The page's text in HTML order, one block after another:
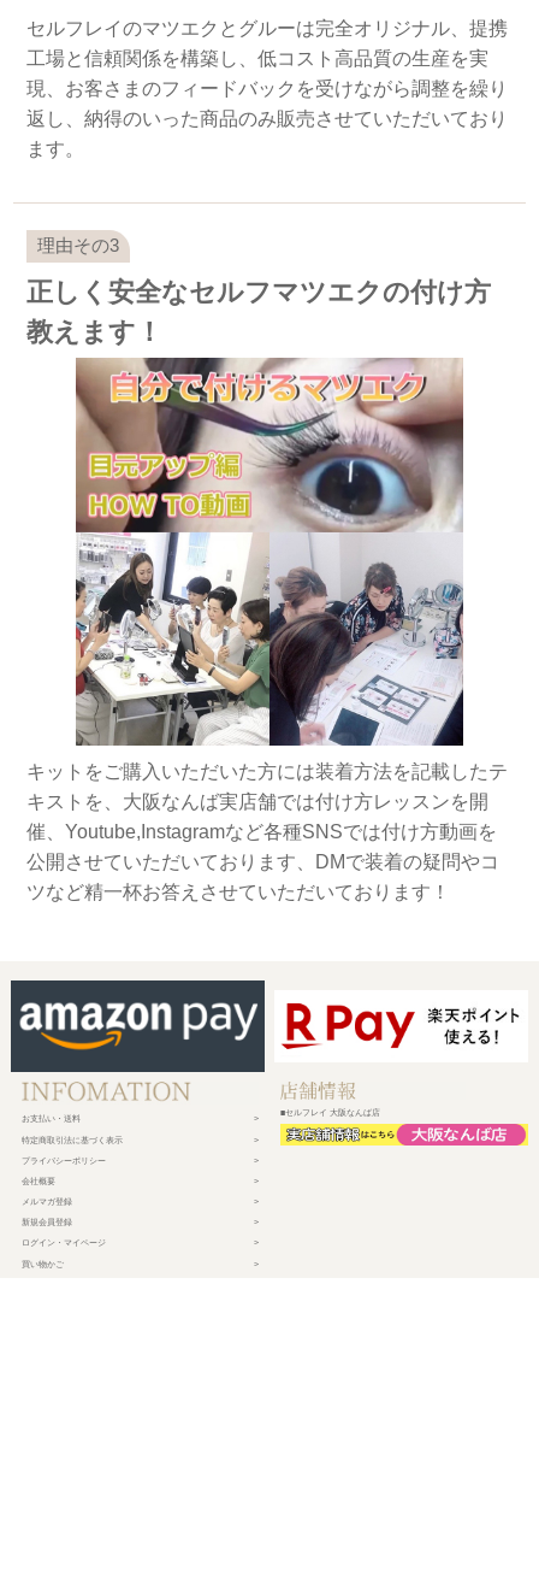
セルフレイのマツエクとグルーは完全オリジナル、提携
工場と信頼関係を構築し、低コスト高品質の生産を実
現、お客さまのフィードバックを受けながら調整を繰り
返し、納得のいった商品のみ販売させていただいており
ます。
正しく安全なセルフマツエクの付け方
教えます！
キットをご購入いただいた方には装着方法を記載したテ
キストを、大阪なんば実店舗では付け方レッスンを開
催、Youtube,Instagramなど各種SNSでは付け方動画を
公開させていただいております、DMで装着の疑問やコ
ツなど精一杯お答えさせていただいております！
お支払い・送料
特定商取引法に基づく表示
プライバシーポリシー
会社概要
メルマガ登録
新規会員登録
ログイン・マイページ
買い物かご
■セルフレイ 大阪なんば店